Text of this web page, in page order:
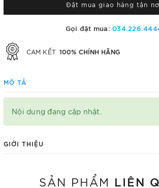
Đặt mua giao hàng tận
Gọi đặt mua:
CAM KẾT 100% CHÍNH HÃNG
MÔ TẢ
Nội dung đang cập nhật.
GIỚI THIỆU
SẢN PHẨM LIÊN